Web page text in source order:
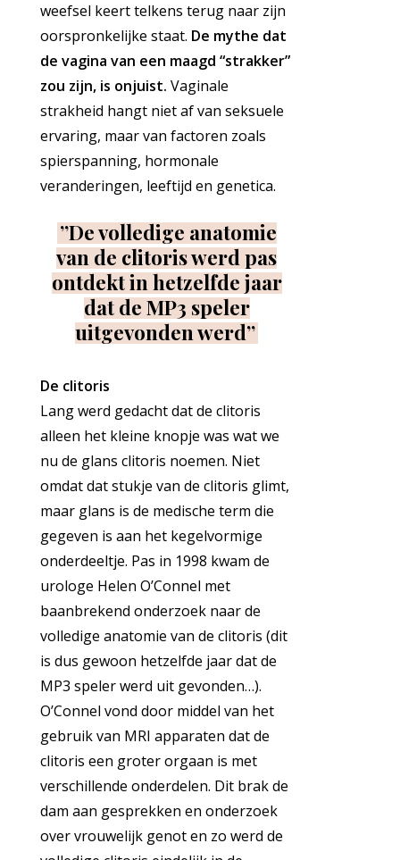
weefsel keert telkens terug naar zijn
oorspronkelijke staat. De mythe dat
de vagina van een maagd “strakker”
zou zijn, is onjuist. Vaginale
strakheid hangt niet af van seksuele
ervaring, maar van factoren zoals
spierspanning, hormonale
veranderingen, leeftijd en genetica.
”De volledige anatomie
van de clitoris werd pas
ontdekt in hetzelfde jaar
dat de MP3 speler
uitgevonden werd”
De clitoris
Lang werd gedacht dat de clitoris
alleen het kleine knopje was wat we
nu de glans clitoris noemen. Niet
omdat dat stukje van de clitoris glimt,
maar glans is de medische term die
gegeven is aan het kegelvormige
onderdeeltje. Pas in 1998 kwam de
urologe Helen O’Connel met
baanbrekend onderzoek naar de
volledige anatomie van de clitoris (dit
is dus gewoon hetzelfde jaar dat de
MP3 speler werd uit gevonden…).
O’Connel vond door middel van het
gebruik van MRI apparaten dat de
clitoris een groter orgaan is met
verschillende onderdelen. Dit brak de
dam aan gesprekken en onderzoek
over vrouwelijk genot en zo werd de